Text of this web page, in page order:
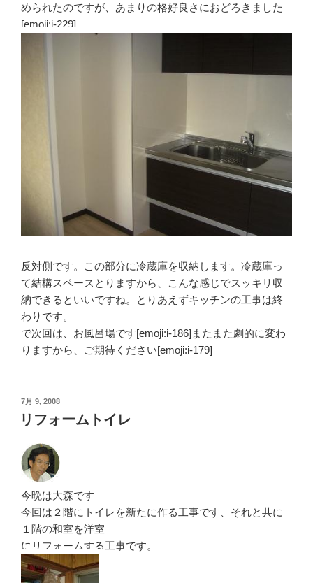
められたのですが、あまりの格好良さにおどろきました
[emoji:i-229]
反対側です。この部分に冷蔵庫を収納します。冷蔵庫っ
て結構スペースとりますから、こんな感じでスッキリ収
納できるといいですね。とりあえずキッチンの工事は終
わりです。
で次回は、お風呂場です[emoji:i-186]またまた劇的に変わ
りますから、ご期待ください[emoji:i-179]
投
稿
日:
7月 9, 2008
リフォームトイレ
今晩は大森です
今回は２階にトイレを新たに作る工事です、それと共に
１階の和室を洋室
にリフォームする工事です。